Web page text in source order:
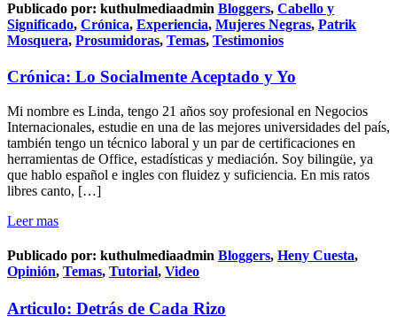
Publicado por: kuthulmediaadmin Bloggers, Cabello y
Significado, Crónica, Experiencia, Mujeres Negras, Patrik
Mosquera, Prosumidoras, Temas, Testimonios
Crónica: Lo Socialmente Aceptado y Yo
Mi nombre es Linda, tengo 21 años soy profesional en Negocios
Internacionales, estudie en una de las mejores universidades del país,
también tengo un técnico laboral y un par de certificaciones en
herramientas de Office, estadísticas y mediación. Soy bilingüe, ya
que hablo español e ingles con fluidez y suficiencia. En mis ratos
libres canto, […]
Leer mas
Publicado por: kuthulmediaadmin Bloggers, Heny Cuesta,
Opinión, Temas, Tutorial, Video
Articulo: Detrás de Cada Rizo